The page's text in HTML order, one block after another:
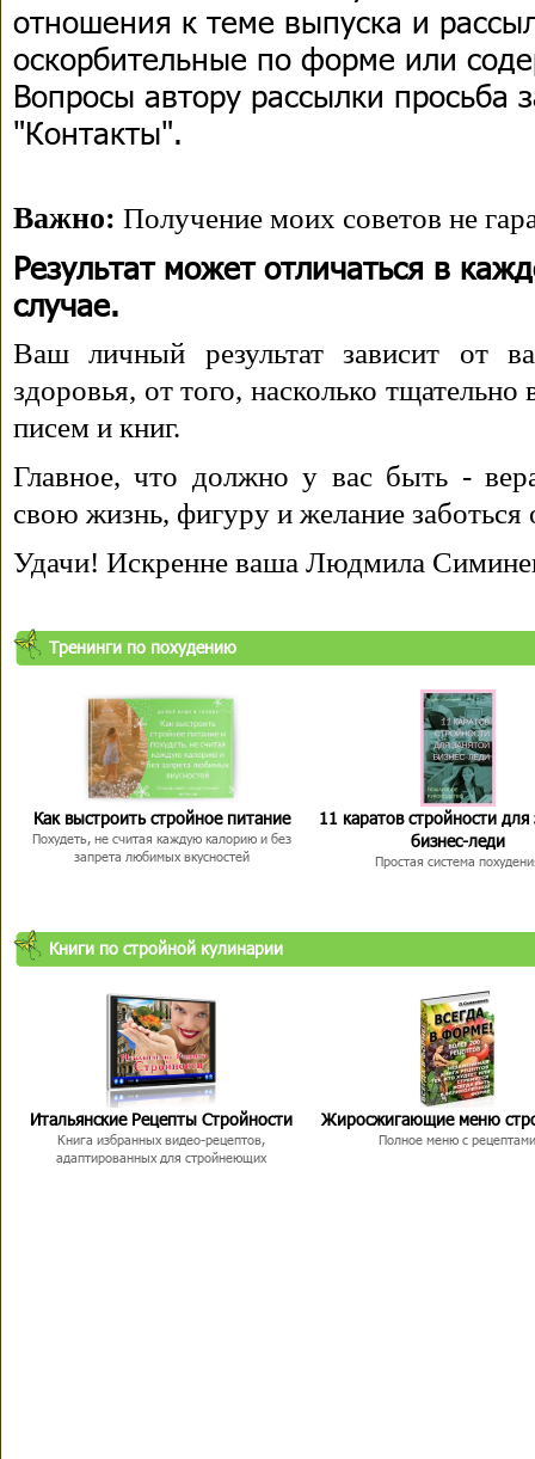
отношения к теме выпуска и
оскорбительные по форме или
Вопросы автору рассылки просьба
"Контакты".
Важно: Получение моих советов не
Результат может отличаться в
случае.
Ваш личный результат зависит от
здоровья, от того, насколько
писем и книг.
Главное, что должно у вас быть -
свою жизнь, фигуру и желание заботься
Удачи! Искренне ваша Людмила
Тренинги по похудению
Как выстроить стройное питание
Похудеть, не считая каждую калорию и без
запрета любимых вкусностей
11 каратов стройности для
бизнес-леди
Простая система
Книги по стройной кулинарии
Итальянские Рецепты Стройности
Книга избранных видео-рецептов,
адаптированных для стройнеющих
Жиросжигающие меню
Полное меню с рецептами